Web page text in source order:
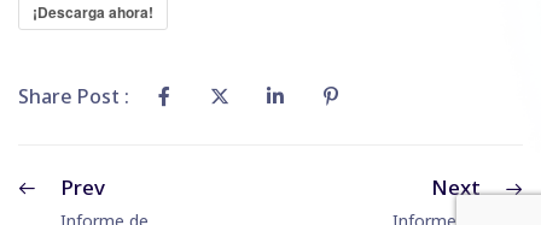
¡Descarga ahora!
Share Post :
Prev Next